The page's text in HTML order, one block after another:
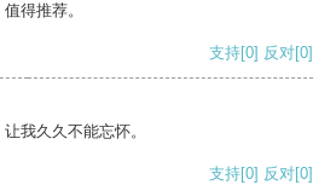
得推荐。
支持[0] 反对[0]
我久久不能忘怀。
支持[0] 反对[0]